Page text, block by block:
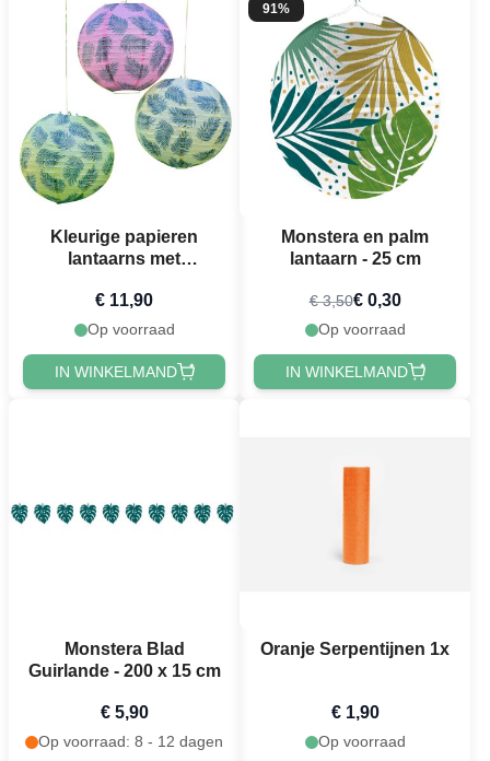
Kleurige papieren
lantaarns met
€ 11,90
Op voorraad
IN WINKELMAND
91%
Monstera en palm
lantaarn - 25 cm
€ 3,50€ 0,30
Op voorraad
IN WINKELMAND
Monstera Blad
Guirlande - 200 x 15 cm
€ 5,90
Op voorraad: 8 - 12 dagen
Oranje Serpentijnen 1x
€ 1,90
Op voorraad